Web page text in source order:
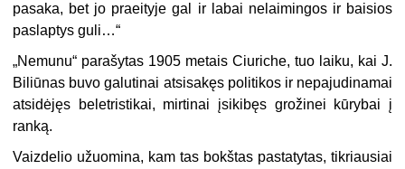
pasaka, bet jo praeityje gal ir labai nelaimingos ir baisios
paslaptys guli…“
„Nemunu“ parašytas 1905 metais Ciuriche, tuo laiku, kai J.
Biliūnas buvo galutinai atsisakęs politikos ir nepajudinamai
atsidėjęs beletristikai, mirtinai įsikibęs grožinei kūrybai į
ranką.
Vaizdelio užuomina, kam tas bokštas pastatytas, tikriausiai